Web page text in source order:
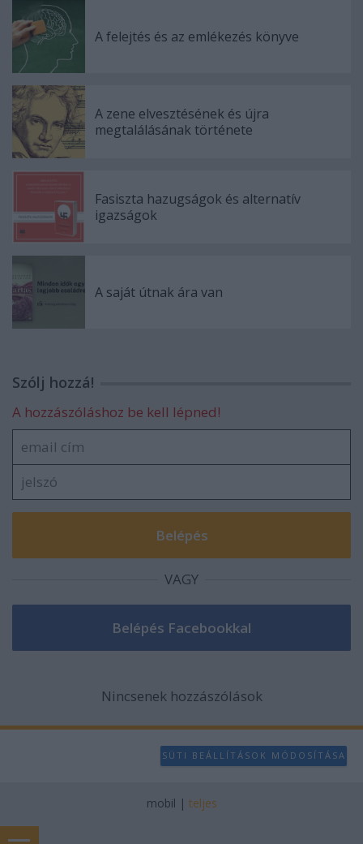
A felejtés és az emlékezés könyve
A zene elvesztésének és újra
megtalálásának története
Fasiszta hazugságok és alternatív
igazságok
A saját útnak ára van
Szólj hozzá!
A hozzászóláshoz be kell lépned!
VAGY
Nincsenek hozzászólások
SÜTI BEÁLLÍTÁSOK MÓDOSÍTÁSA
mobil | teljes